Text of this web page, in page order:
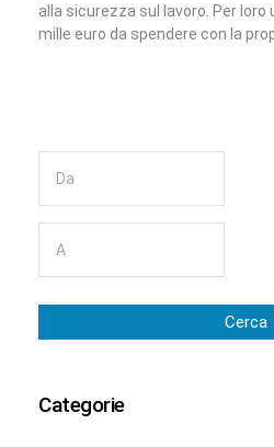
alla sicurezza sul lavoro. Per loro
mille euro da spendere con la
Cerca
Categorie